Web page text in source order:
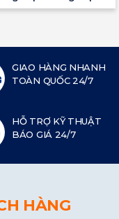
GIAO HÀNG NHANH
TOÀN QUỐC 24/7
HỖ TRỢ KỸ THUẬT
BÁO GIÁ 24/7
HÀNG